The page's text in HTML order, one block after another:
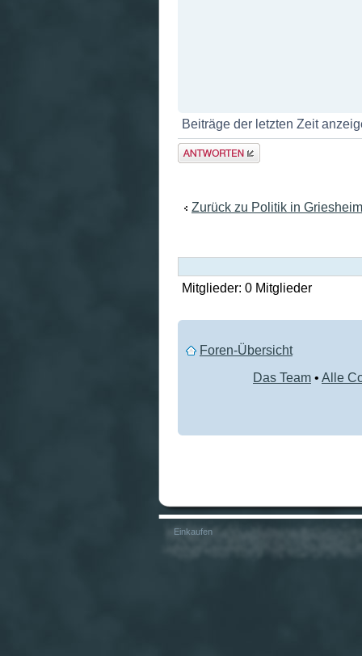
Beiträge der letzten Zeit
Antwort
erstellen
Zurück zu Politik in Griesheim
Mitglieder: 0 Mitglieder
Foren-Übersicht
Das Team • Alle
Einkaufen